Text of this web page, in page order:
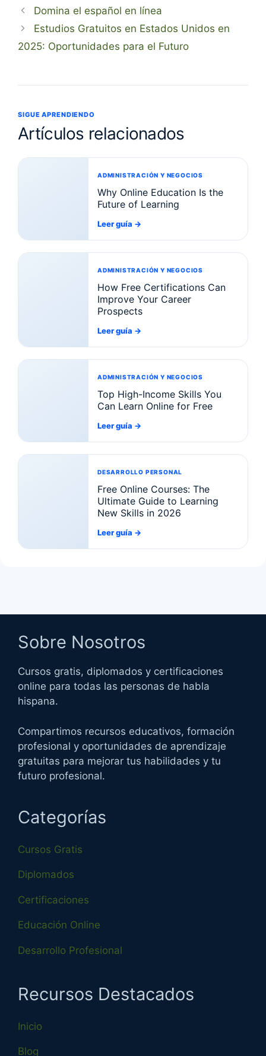
Domina el español en línea
Estudios Gratuitos en Estados Unidos en
2025: Oportunidades para el Futuro
SIGUE APRENDIENDO
Artículos relacionados
ADMINISTRACIÓN Y NEGOCIOS
Why Online Education Is the
Future of Learning
Leer guía →
ADMINISTRACIÓN Y NEGOCIOS
How Free Certifications Can
Improve Your Career
Prospects
Leer guía →
ADMINISTRACIÓN Y NEGOCIOS
Top High-Income Skills You
Can Learn Online for Free
Leer guía →
DESARROLLO PERSONAL
Free Online Courses: The
Ultimate Guide to Learning
New Skills in 2026
Leer guía →
Sobre Nosotros
Cursos gratis, diplomados y certificaciones
online para todas las personas de habla
hispana.
Compartimos recursos educativos, formación
profesional y oportunidades de aprendizaje
gratuitas para mejorar tus habilidades y tu
futuro profesional.
Categorías
Cursos Gratis
Diplomados
Certificaciones
Educación Online
Desarrollo Profesional
Recursos Destacados
Inicio
Blog